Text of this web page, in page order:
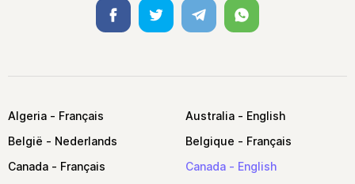
FacebookTwitter TelegramWhatsapp
Algeria
Australia
België
Belgique
Canada
Canada